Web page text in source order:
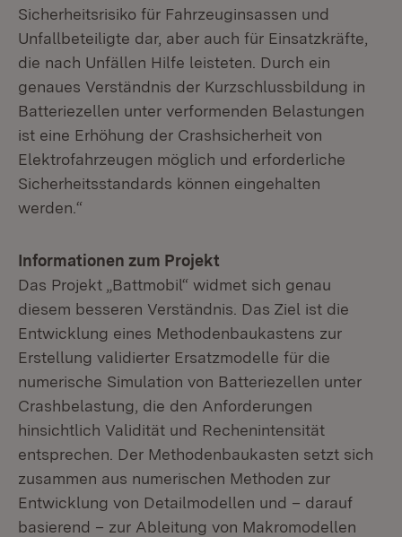
Sicherheitsrisiko für Fahrzeuginsassen und
Unfallbeteiligte dar, aber auch für Einsatzkräfte,
die nach Unfällen Hilfe leisteten. Durch ein
genaues Verständnis der Kurzschlussbildung in
Batteriezellen unter verformenden Belastungen
ist eine Erhöhung der Crashsicherheit von
Elektrofahrzeugen möglich und erforderliche
Sicherheitsstandards können eingehalten
werden.“
Informationen zum Projekt
Das Projekt „Battmobil“ widmet sich genau
diesem besseren Verständnis. Das Ziel ist die
Entwicklung eines Methodenbaukastens zur
Erstellung validierter Ersatzmodelle für die
numerische Simulation von Batteriezellen unter
Crashbelastung, die den Anforderungen
hinsichtlich Validität und Rechenintensität
entsprechen. Der Methodenbaukasten setzt sich
zusammen aus numerischen Methoden zur
Entwicklung von Detailmodellen und – darauf
basierend – zur Ableitung von Makromodellen